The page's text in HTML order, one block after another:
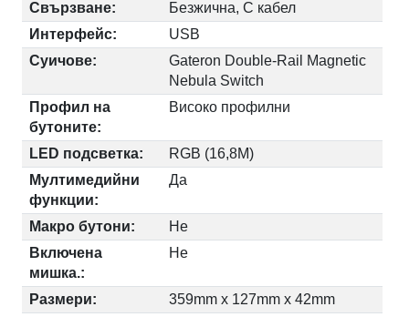
Свързване:
Безжична, С кабел
Интерфейс:
USB
Суичове:
Gateron Double-Rail Magnetic
Nebula Switch
Профил на
бутоните:
Високо профилни
LED подсветка:
RGB (16,8M)
Мултимедийни
функции:
Да
Макро бутони:
Не
Включена
мишка.:
Не
Размери:
359mm x 127mm x 42mm